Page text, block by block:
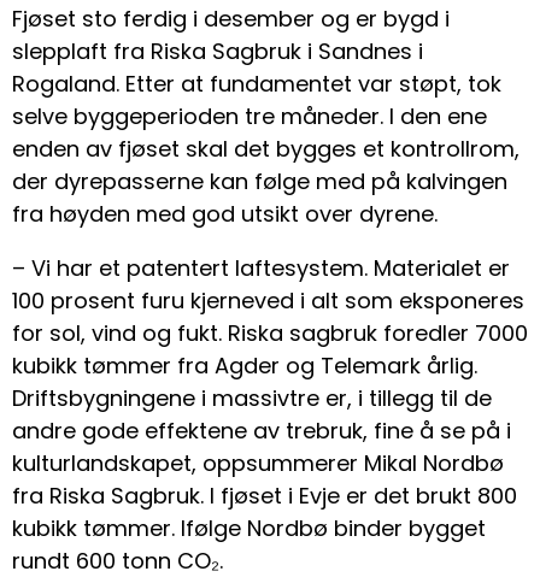
Fjøset sto ferdig i desember og er bygd i
slepplaft fra Riska Sagbruk i Sandnes i
Rogaland. Etter at fundamentet var støpt, tok
selve byggeperioden tre måneder. I den ene
enden av fjøset skal det bygges et kontrollrom,
der dyrepasserne kan følge med på kalvingen
fra høyden med god utsikt over dyrene.
– Vi har et patentert laftesystem. Materialet er
100 prosent furu kjerneved i alt som eksponeres
for sol, vind og fukt. Riska sagbruk foredler 7000
kubikk tømmer fra Agder og Telemark årlig.
Driftsbygningene i massivtre er, i tillegg til de
andre gode effektene av trebruk, fine å se på i
kulturlandskapet, oppsummerer Mikal Nordbø
fra Riska Sagbruk. I fjøset i Evje er det brukt 800
kubikk tømmer. Ifølge Nordbø binder bygget
rundt 600 tonn CO₂.